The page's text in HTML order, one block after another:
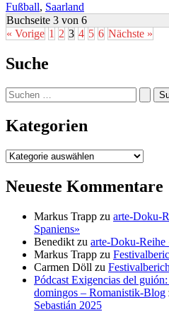
Fußball, Saarland
Buchseite 3 von 6
« Vorige 1 2 3 4 5 6 Nächste »
Suche
Suchen
nach:
Kategorien
Kategorien
Neueste Kommentare
Markus Trapp zu arte-Doku-
Spaniens»
Benedikt zu arte-Doku-Reihe
Markus Trapp zu
Carmen Döll zu
Pódcast Exigencias del
domingos – Romanistik-Blog
Sebastián 2025